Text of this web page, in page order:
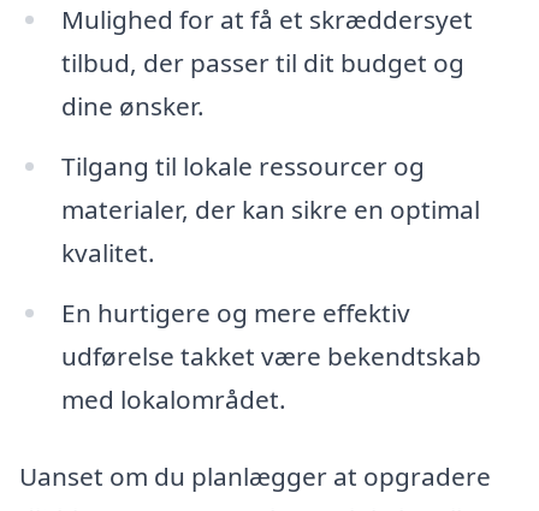
Mulighed for at få et skræddersyet
tilbud, der passer til dit budget og
dine ønsker.
Tilgang til lokale ressourcer og
materialer, der kan sikre en optimal
kvalitet.
En hurtigere og mere effektiv
udførelse takket være bekendtskab
med lokalområdet.
Uanset om du planlægger at opgradere